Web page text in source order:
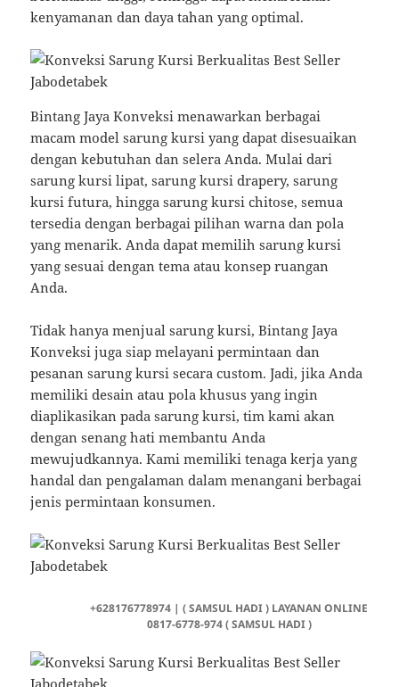
kenyamanan dan daya tahan yang optimal.
Bintang Jaya Konveksi menawarkan berbagai
macam model sarung kursi yang dapat disesuaikan
dengan kebutuhan dan selera Anda. Mulai dari
sarung kursi lipat, sarung kursi drapery, sarung
kursi futura, hingga sarung kursi chitose, semua
tersedia dengan berbagai pilihan warna dan pola
yang menarik. Anda dapat memilih sarung kursi
yang sesuai dengan tema atau konsep ruangan
Anda.
Tidak hanya menjual sarung kursi, Bintang Jaya
Konveksi juga siap melayani permintaan dan
pesanan sarung kursi secara custom. Jadi, jika Anda
memiliki desain atau pola khusus yang ingin
diaplikasikan pada sarung kursi, tim kami akan
dengan senang hati membantu Anda
mewujudkannya. Kami memiliki tenaga kerja yang
handal dan pengalaman dalam menangani berbagai
jenis permintaan konsumen.
+628176778974 | ( SAMSUL HADI ) LAYANAN ONLINE
0817-6778-974 ( SAMSUL HADI )